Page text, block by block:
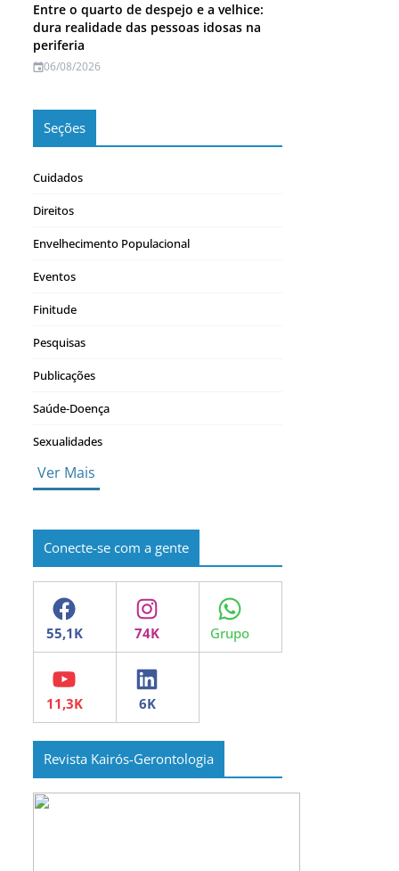
Entre o quarto de despejo e a velhice:
dura realidade das pessoas idosas na
periferia
06/08/2026
Seções
Cuidados
Direitos
Envelhecimento Populacional
Eventos
Finitude
Pesquisas
Publicações
Saúde-Doença
Sexualidades
Ver Mais
Conecte-se com a gente
Facebook Instagram WhatsApp
YouTube LinkedIn
Revista Kairós-Gerontologia